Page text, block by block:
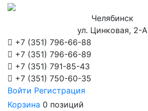
Челябинск
ул. Цинковая, 2-А
+7 (351) 796-66-88
+7 (351) 796-66-89
+7 (351) 791-85-43
+7 (351) 750-60-35
Войти Регистрация
Корзина 0 позиций